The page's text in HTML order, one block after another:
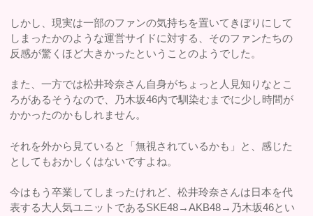
しかし、現実は一部のファンの気持ちを置いてきぼりにして
しまったかのような運営サイドに対する、そのファンたちの
反感が驚くほど大きかったということのようでした。
また、一方では松井玲奈さん自身がちょっと人見知りなとこ
ろがあるそうなので、乃木坂46内で馴染むまでに少し時間が
かかったのかもしれません。
それを外から見ていると「無視されているかも」と、感じた
としてもおかしくはないですよね。
今はもう卒業してしまったけれど、松井玲奈さんは日本を代
表する大人気ユニットであるSKE48→AKB48→乃木坂46とい